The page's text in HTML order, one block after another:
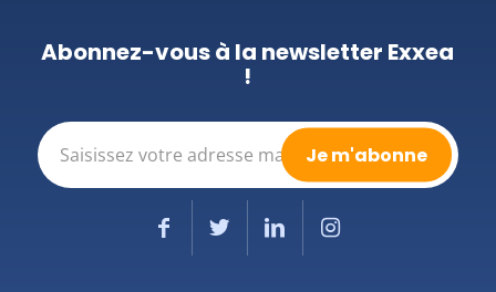
Abonnez-vous à la newsletter Exxea
!
E-
mail
(Nécessaire)